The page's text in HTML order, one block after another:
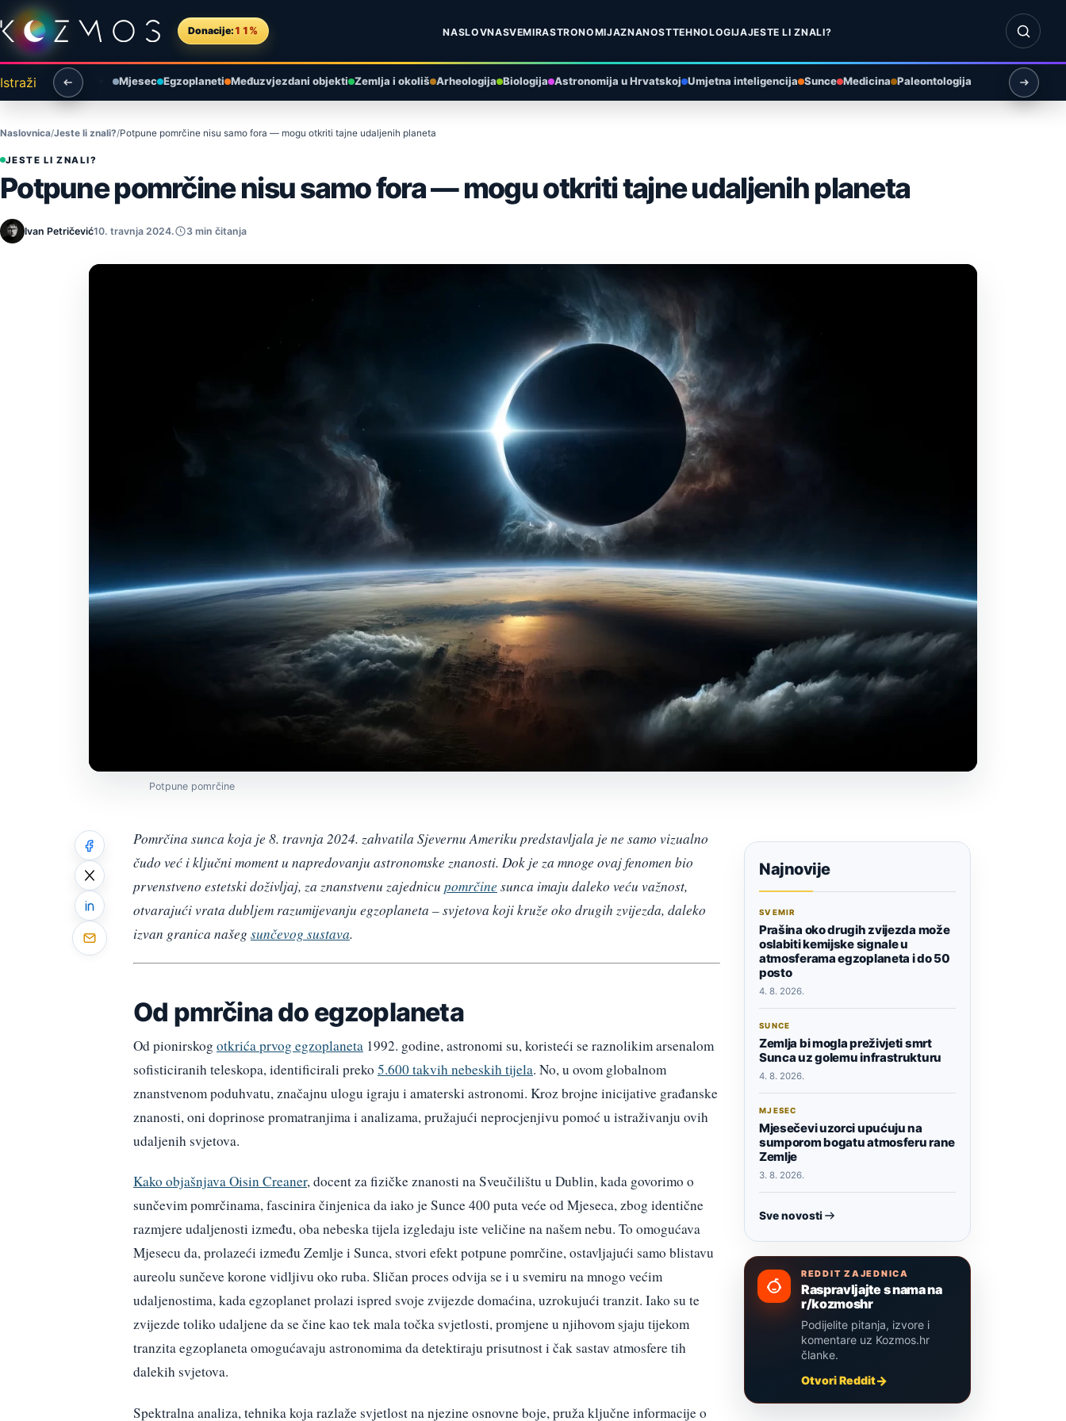
Preskoči na sadržaj
Donacije: 11% NASLOVNASVEMIRASTRONOMIJAZNANOSTTEHNOLOGIJAJESTE LI ZNALI?
Otvori
Istraži Mjesec Egzoplaneti Međuzvjezdani objekti Zemlja i okoliš Arheologija Biologija Astronomija u Hrvatskoj Umjetna inteligencija Sunce Medicina Paleontologija
Naslovnica Jeste li znali? Potpune pomrčine nisu samo fora — mogu otkriti tajne udaljenih planeta
JESTE LI ZNALI?
Potpune pomrčine nisu samo fora — mogu otkriti tajne udaljenih planeta
Ivan Petričević10. travnja 2024. 3 min čitanja
Potpune pomrčine
Pomrčina sunca koja je 8. travnja 2024. zahvatila Sjevernu Ameriku predstavljala je ne samo vizualno
čudo već i ključni moment u napredovanju astronomske znanosti. Dok je za mnoge ovaj fenomen bio
prvenstveno estetski doživljaj, za znanstvenu zajednicu pomrčine sunca imaju daleko veću važnost,
otvarajući vrata dubljem razumijevanju egzoplaneta – svjetova koji kruže oko drugih zvijezda, daleko
izvan granica našeg sunčevog sustava.
Od pmrčina do egzoplaneta
Od pionirskog otkrića prvog egzoplaneta 1992. godine, astronomi su, koristeći se raznolikim arsenalom
sofisticiranih teleskopa, identificirali preko 5.600 takvih nebeskih tijela. No, u ovom globalnom
znanstvenom poduhvatu, značajnu ulogu igraju i amaterski astronomi. Kroz brojne inicijative građanske
znanosti, oni doprinose promatranjima i analizama, pružajući neprocjenjivu pomoć u istraživanju ovih
udaljenih svjetova.
Kako objašnjava Oisin Creaner, docent za fizičke znanosti na Sveučilištu u Dublin, kada govorimo o
sunčevim pomrčinama, fascinira činjenica da iako je Sunce 400 puta veće od Mjeseca, zbog identične
razmjere udaljenosti između, oba nebeska tijela izgledaju iste veličine na našem nebu. To omogućava
Mjesecu da, prolazeći između Zemlje i Sunca, stvori efekt potpune pomrčine, ostavljajući samo blistavu
aureolu sunčeve korone vidljivu oko ruba. Sličan proces odvija se i u svemiru na mnogo većim
udaljenostima, kada egzoplanet prolazi ispred svoje zvijezde domaćina, uzrokujući tranzit. Iako su te
zvijezde toliko udaljene da se čine kao tek mala točka svjetlosti, promjene u njihovom sjaju tijekom
tranzita egzoplaneta omogućavaju astronomima da detektiraju prisutnost i čak sastav atmosfere tih
dalekih svjetova.
Spektralna analiza, tehnika koja razlaže svjetlost na njezine osnovne boje, pruža ključne informacije o
Najnovije
SVEMIR
Prašina oko drugih zvijezda može
oslabiti kemijske signale u
atmosferama egzoplaneta i do 50
posto
4. 8. 2026.
SUNCE
Zemlja bi mogla preživjeti smrt
Sunca uz golemu infrastrukturu
4. 8. 2026.
MJESEC
Mjesečevi uzorci upućuju na
sumporom bogatu atmosferu rane
Zemlje
3. 8. 2026.
Sve novosti
REDDIT ZAJEDNICA
Raspravljajte s nama na
r/kozmoshr
Podijelite pitanja, izvore i
komentare uz Kozmos.hr
članke.
Otvori Reddit